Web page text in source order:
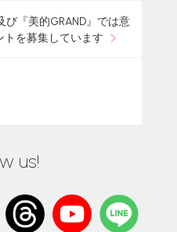
び『美的GRAND』では意
を募集しています
us!